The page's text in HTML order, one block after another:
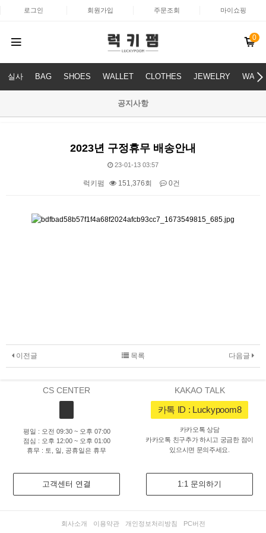
로그인 회원가입 주문조회 마이쇼핑
0
실사 BAG SHOES WALLET CLOTHES JEWELRY
공지사항
2023년 구정휴무 배송안내
23-01-13 03:57
럭키펌 151,376회 0건
이전글 다음글
목록
CS CENTER
평일 : 오전 09:30 ~ 오후 07:00
점심 : 오후 12:00 ~ 오후 01:00
휴무 : 토, 일, 공휴일은 휴무
KAKAO TALK
카톡 ID : Luckypoom8
카카오톡 상담
카카오톡 친구추가 하시고 궁금한 점이
있으시면 문의주세요.
고객센터 연결 1:1 문의하기
회사소개 이용약관 개인정보처리방침 PC버전